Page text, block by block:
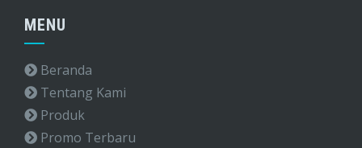
MENU
Beranda
Tentang Kami
Produk
Promo Terbaru